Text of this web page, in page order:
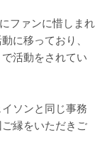
ファンに惜しまれ
に移っており、
活動をされてい
ソンと同じ事務
縁をいただきご